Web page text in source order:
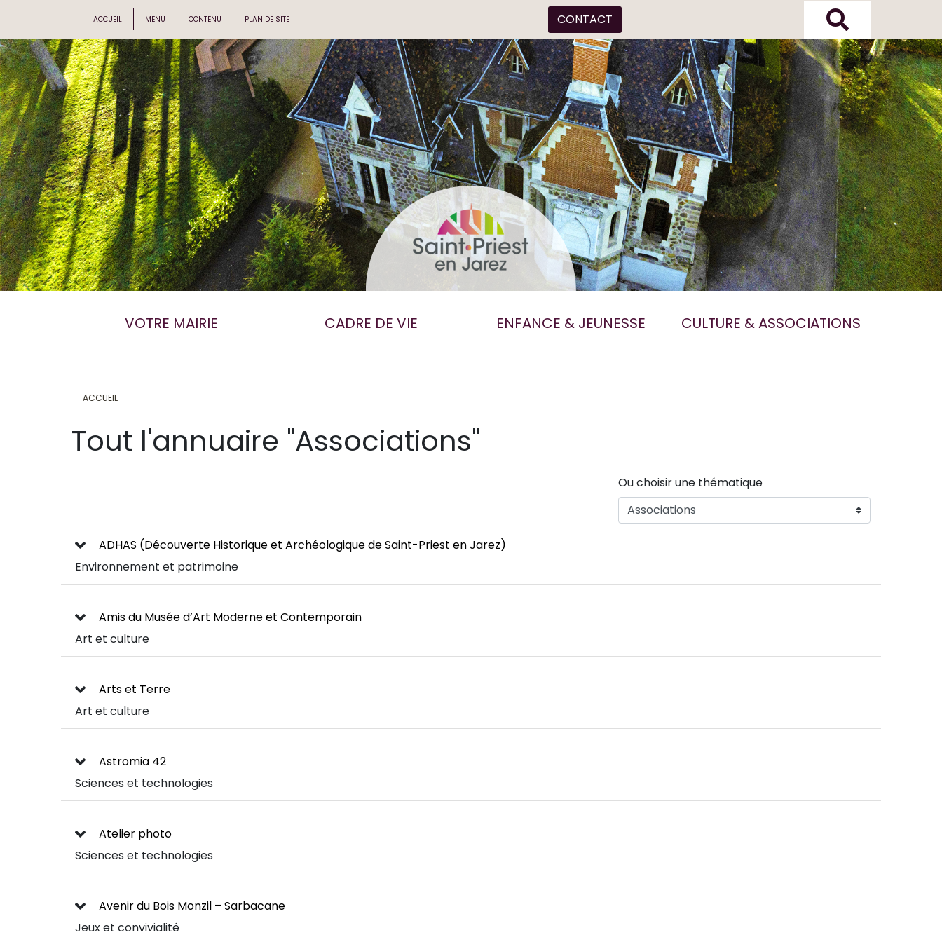
ACCUEIL MENU CONTENU PLAN DE SITE CONTACT
VOTRE MAIRIE CADRE DE VIE ENFANCE & JEUNESSE CULTURE & ASSOCIATIONS
ACCUEIL
Tout l'annuaire "Associations"
Ou choisir une thématique
ADHAS (Découverte Historique et Archéologique de Saint-Priest en Jarez)
Environnement et patrimoine
Amis du Musée d’Art Moderne et Contemporain
Art et culture
Arts et Terre
Art et culture
Astromia 42
Sciences et technologies
Atelier photo
Sciences et technologies
Avenir du Bois Monzil – Sarbacane
Jeux et convivialité